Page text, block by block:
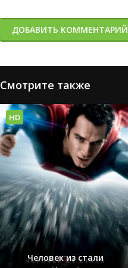
ДОБАВИТЬ КОММЕНТАРИЙ
Смотрите также
Человек из стали
HD